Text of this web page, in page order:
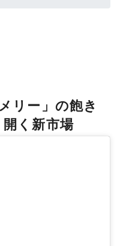
リー」の飽き
く新市場